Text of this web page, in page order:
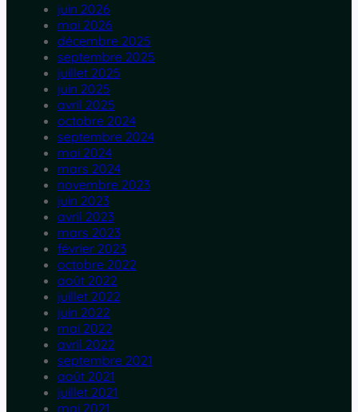
juin 2026
mai 2026
décembre 2025
septembre 2025
juillet 2025
juin 2025
avril 2025
octobre 2024
septembre 2024
mai 2024
mars 2024
novembre 2023
juin 2023
avril 2023
mars 2023
février 2023
octobre 2022
août 2022
juillet 2022
juin 2022
mai 2022
avril 2022
septembre 2021
août 2021
juillet 2021
mai 2021